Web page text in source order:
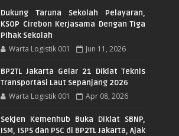
Dukung Taruna Sekolah Pelayaran,
KSOP Cirebon Kerjasama Dengan Tiga
Pihak Sekolah
Warta Logistik 001 Jun 11, 2026
BP2TL Jakarta Gelar 21 Diklat Teknis
Transportasi Laut Sepanjang 2026
Warta Logistik 001 Apr 08, 2026
Sekjen Kemenhub Buka Diklat SBNP,
ISM, ISPS dan PSC di BP2TL Jakarta, Ajak